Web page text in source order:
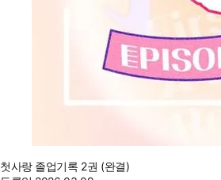
첫사랑 졸업기록 2권 (완결)